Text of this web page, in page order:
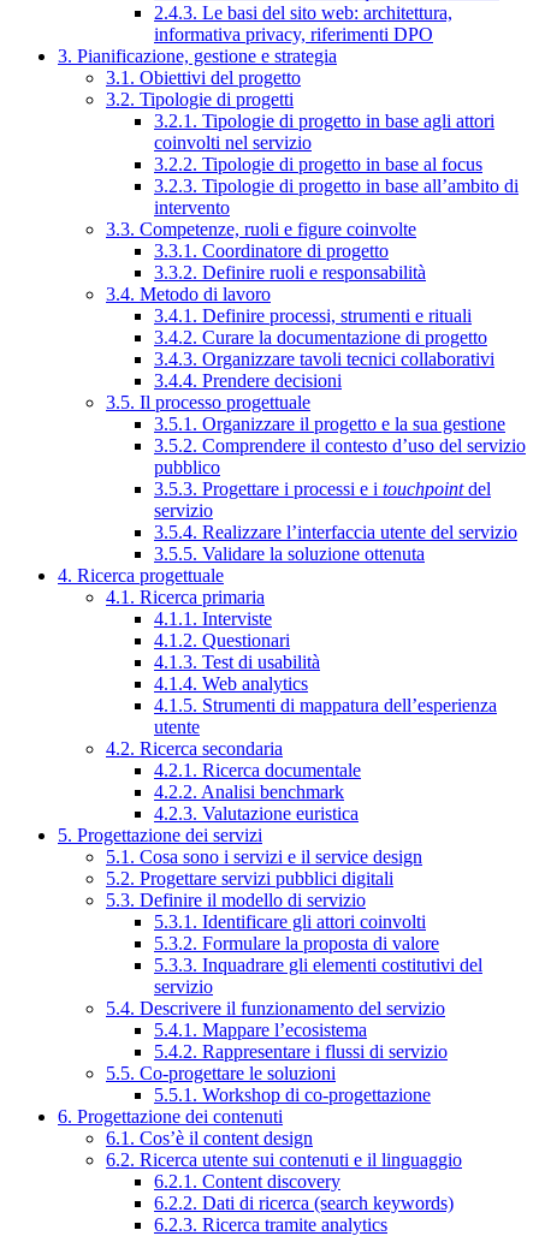
2.4.3. Le basi del sito web: architettura,
informativa privacy, riferimenti DPO
3. Pianificazione, gestione e strategia
3.1. Obiettivi del progetto
3.2. Tipologie di progetti
3.2.1. Tipologie di progetto in base agli attori
coinvolti nel servizio
3.2.2. Tipologie di progetto in base al focus
3.2.3. Tipologie di progetto in base all’ambito di
intervento
3.3. Competenze, ruoli e figure coinvolte
3.3.1. Coordinatore di progetto
3.3.2. Definire ruoli e responsabilità
3.4. Metodo di lavoro
3.4.1. Definire processi, strumenti e rituali
3.4.2. Curare la documentazione di progetto
3.4.3. Organizzare tavoli tecnici collaborativi
3.4.4. Prendere decisioni
3.5. Il processo progettuale
3.5.1. Organizzare il progetto e la sua gestione
3.5.2. Comprendere il contesto d’uso del servizio
pubblico
3.5.3. Progettare i processi e i touchpointdel
servizio
3.5.4. Realizzare l’interfaccia utente del servizio
3.5.5. Validare la soluzione ottenuta
4. Ricerca progettuale
4.1. Ricerca primaria
4.1.1. Interviste
4.1.2. Questionari
4.1.3. Test di usabilità
4.1.4. Web analytics
4.1.5. Strumenti di mappatura dell’esperienza
utente
4.2. Ricerca secondaria
4.2.1. Ricerca documentale
4.2.2. Analisi benchmark
4.2.3. Valutazione euristica
5. Progettazione dei servizi
5.1. Cosa sono i servizi e il service design
5.2. Progettare servizi pubblici digitali
5.3. Definire il modello di servizio
5.3.1. Identificare gli attori coinvolti
5.3.2. Formulare la proposta di valore
5.3.3. Inquadrare gli elementi costitutivi del
servizio
5.4. Descrivere il funzionamento del servizio
5.4.1. Mappare l’ecosistema
5.4.2. Rappresentare i flussi di servizio
5.5. Co-progettare le soluzioni
5.5.1. Workshop di co-progettazione
6. Progettazione dei contenuti
6.1. Cos’è il content design
6.2. Ricerca utente sui contenuti e il linguaggio
6.2.1. Content discovery
6.2.2. Dati di ricerca (search keywords)
6.2.3. Ricerca tramite analytics